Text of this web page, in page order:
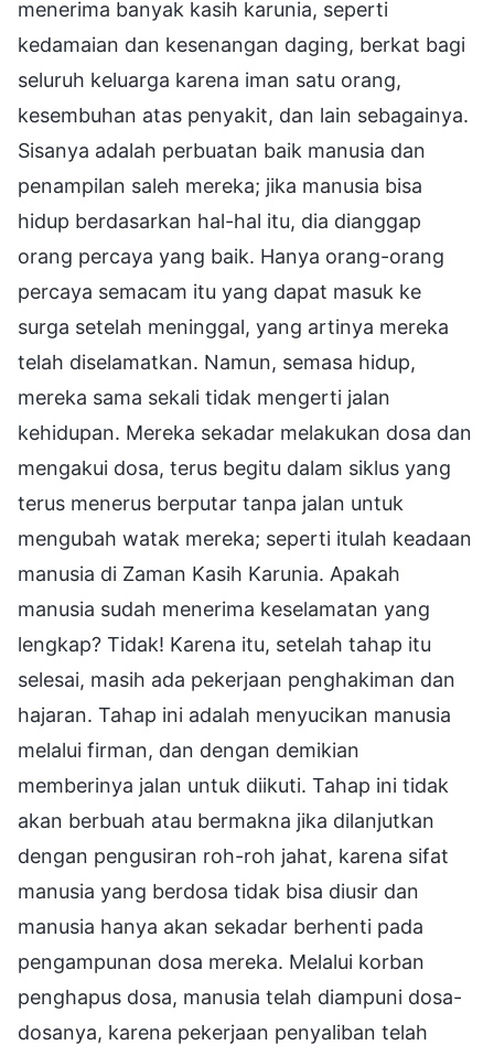
menerima banyak kasih karunia, seperti
kedamaian dan kesenangan daging, berkat bagi
seluruh keluarga karena iman satu orang,
kesembuhan atas penyakit, dan lain sebagainya.
Sisanya adalah perbuatan baik manusia dan
penampilan saleh mereka; jika manusia bisa
hidup berdasarkan hal-hal itu, dia dianggap
orang percaya yang baik. Hanya orang-orang
percaya semacam itu yang dapat masuk ke
surga setelah meninggal, yang artinya mereka
telah diselamatkan. Namun, semasa hidup,
mereka sama sekali tidak mengerti jalan
kehidupan. Mereka sekadar melakukan dosa dan
mengakui dosa, terus begitu dalam siklus yang
terus menerus berputar tanpa jalan untuk
mengubah watak mereka; seperti itulah keadaan
manusia di Zaman Kasih Karunia. Apakah
manusia sudah menerima keselamatan yang
lengkap? Tidak! Karena itu, setelah tahap itu
selesai, masih ada pekerjaan penghakiman dan
hajaran. Tahap ini adalah menyucikan manusia
melalui firman, dan dengan demikian
memberinya jalan untuk diikuti. Tahap ini tidak
akan berbuah atau bermakna jika dilanjutkan
dengan pengusiran roh-roh jahat, karena sifat
manusia yang berdosa tidak bisa diusir dan
manusia hanya akan sekadar berhenti pada
pengampunan dosa mereka. Melalui korban
penghapus dosa, manusia telah diampuni dosa-
dosanya, karena pekerjaan penyaliban telah